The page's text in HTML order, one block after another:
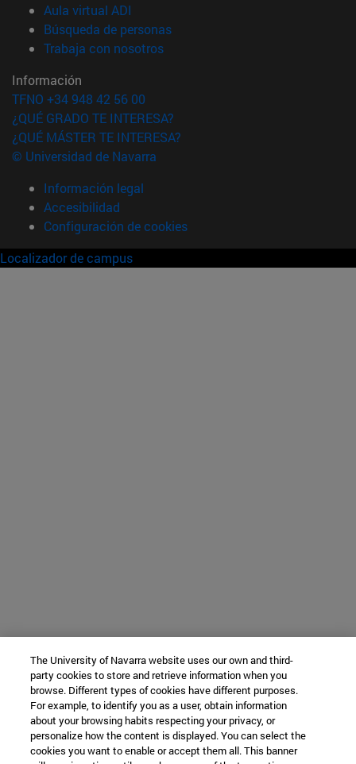
Aula virtual ADI
Búsqueda de personas(abre en nueva ventana)
Trabaja con nosotros(abre en nueva ventana)
Información
TFNO +34 948 42 56 00
¿QUÉ GRADO TE INTERESA?
¿QUÉ MÁSTER TE INTERESA?
© Universidad de Navarra
Información legal
Accesibilidad
Configuración de cookies
Localizador de campus
The University of Navarra website uses our own and third-
party cookies to store and retrieve information when you
browse. Different types of cookies have different purposes.
For example, to identify you as a user, obtain information
about your browsing habits respecting your privacy, or
personalize how the content is displayed. You can select the
cookies you want to enable or accept them all. This banner